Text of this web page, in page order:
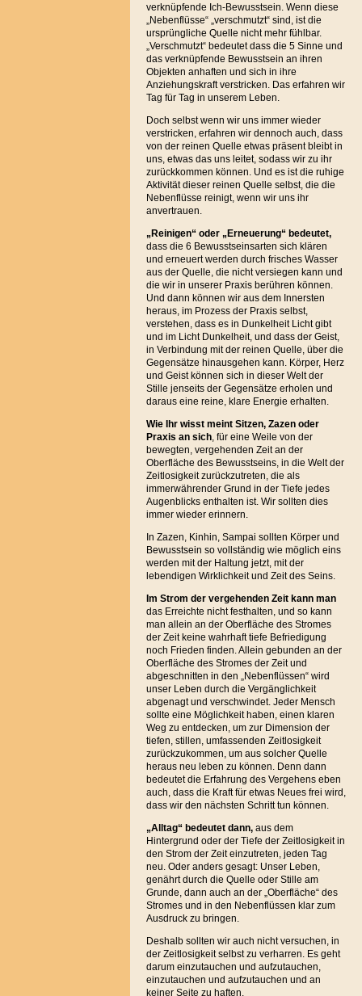
verknüpfende Ich-Bewusstsein. Wenn diese
„Nebenflüsse“ „verschmutzt“ sind, ist die
ursprüngliche Quelle nicht mehr fühlbar.
„Verschmutzt“ bedeutet dass die 5 Sinne und
das verknüpfende Bewusstsein an ihren
Objekten anhaften und sich in ihre
Anziehungskraft verstricken. Das erfahren wir
Tag für Tag in unserem Leben.
Doch selbst wenn wir uns immer wieder
verstricken, erfahren wir dennoch auch, dass
von der reinen Quelle etwas präsent bleibt in
uns, etwas das uns leitet, sodass wir zu ihr
zurückkommen können. Und es ist die ruhige
Aktivität dieser reinen Quelle selbst, die die
Nebenflüsse reinigt, wenn wir uns ihr
anvertrauen.
„Reinigen“ oder „Erneuerung“ bedeutet,
dass die 6 Bewusstseinsarten sich klären
und erneuert werden durch frisches Wasser
aus der Quelle, die nicht versiegen kann und
die wir in unserer Praxis berühren können.
Und dann können wir aus dem Innersten
heraus, im Prozess der Praxis selbst,
verstehen, dass es in Dunkelheit Licht gibt
und im Licht Dunkelheit, und dass der Geist,
in Verbindung mit der reinen Quelle, über die
Gegensätze hinausgehen kann. Körper, Herz
und Geist können sich in dieser Welt der
Stille jenseits der Gegensätze erholen und
daraus eine reine, klare Energie erhalten.
Wie Ihr wisst meint Sitzen, Zazen oder
Praxis an sich, für eine Weile von der
bewegten, vergehenden Zeit an der
Oberfläche des Bewusstseins, in die Welt der
Zeitlosigkeit zurückzutreten, die als
immerwährender Grund in der Tiefe jedes
Augenblicks enthalten ist. Wir sollten dies
immer wieder erinnern.
In Zazen, Kinhin, Sampai sollten Körper und
Bewusstsein so vollständig wie möglich eins
werden mit der Haltung jetzt, mit der
lebendigen Wirklichkeit und Zeit des Seins.
Im Strom der vergehenden Zeit kann man
das Erreichte nicht festhalten, und so kann
man allein an der Oberfläche des Stromes
der Zeit keine wahrhaft tiefe Befriedigung
noch Frieden finden. Allein gebunden an der
Oberfläche des Stromes der Zeit und
abgeschnitten in den „Nebenflüssen“ wird
unser Leben durch die Vergänglichkeit
abgenagt und verschwindet. Jeder Mensch
sollte eine Möglichkeit haben, einen klaren
Weg zu entdecken, um zur Dimension der
tiefen, stillen, umfassenden Zeitlosigkeit
zurückzukommen, um aus solcher Quelle
heraus neu leben zu können. Denn dann
bedeutet die Erfahrung des Vergehens eben
auch, dass die Kraft für etwas Neues frei wird,
dass wir den nächsten Schritt tun können.
„Alltag“ bedeutet dann,aus dem
Hintergrund oder der Tiefe der Zeitlosigkeit in
den Strom der Zeit einzutreten, jeden Tag
neu. Oder anders gesagt: Unser Leben,
genährt durch die Quelle oder Stille am
Grunde, dann auch an der „Oberfläche“ des
Stromes und in den Nebenflüssen klar zum
Ausdruck zu bringen.
Deshalb sollten wir auch nicht versuchen, in
der Zeitlosigkeit selbst zu verharren. Es geht
darum einzutauchen und aufzutauchen,
einzutauchen und aufzutauchen und an
keiner Seite zu haften.